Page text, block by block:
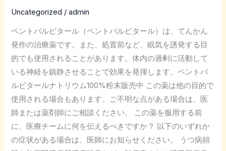
Uncategorized /admin
ペントバルビタール（ペントバルビタール）は、てんかん
発作の治療薬です。また、処置前など、眠気を誘発する目
的でも使用されることがあります。体内の過剰に活動して
いる神経を鎮静させることで効果を発揮します。ペントバ
ルビタールナトリウム100%粉末販売中 この薬は他の目的で
使用される場合もあります。ご不明な点がある場合は、医
師または薬剤師にご相談ください。 この薬を服用する前
に、医療チームに何を伝えるべきですか？ 以下のいずれか
の症状がある場合は、医師にお知らせください。 うつ病頻
タ
100%